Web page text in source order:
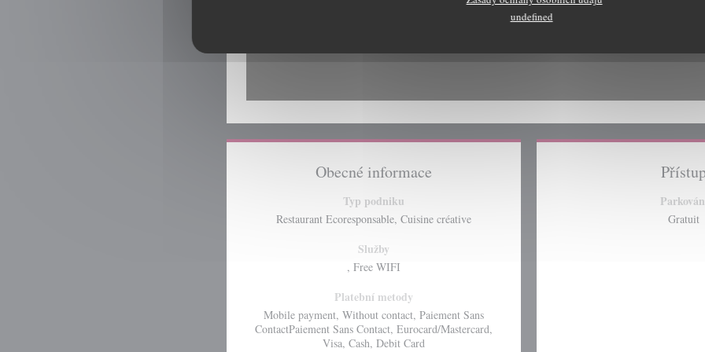
undefined
Obecné informace
Typ podniku
Restaurant Ecoresponsable, Cuisine créative
Služby
, Free WIFI
Platební metody
Mobile payment, Without contact, Paiement Sans
ContactPaiement Sans Contact, Eurocard/Mastercard,
Visa, Cash, Debit Card
Gratuit